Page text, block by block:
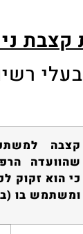
קצבת
קצבה ל
שהוועדה
כי הוא זקוק
ומשתמש בו